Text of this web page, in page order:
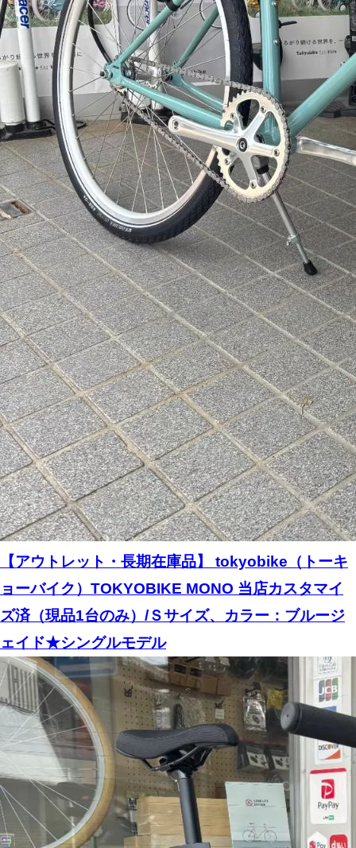
【アウトレット・長期在庫品】 tokyobike（トーキ
ョーバイク）TOKYOBIKE MONO 当店カスタマイ
ズ済（現品1台のみ）/Ｓサイズ、カラー：ブルージ
ェイド★シングルモデル